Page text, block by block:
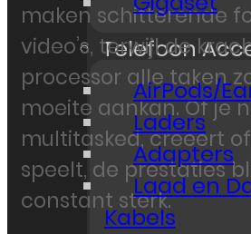
Telefoon
AirPods/
Laders
Adapters
Laad en
Kabels
maken schitterende
video’s, terwijl de
processor alle taken
moeite aankan. Of je
multitasked, creëert
speelt, de prestaties
constant sterk.